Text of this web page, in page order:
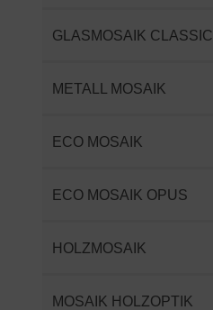
GLASMOSAIK CLASSIC
METALL MOSAIK
ECO MOSAIK
ECO MOSAIK OPUS
HOLZMOSAIK
MOSAIK HOLZOPTIK